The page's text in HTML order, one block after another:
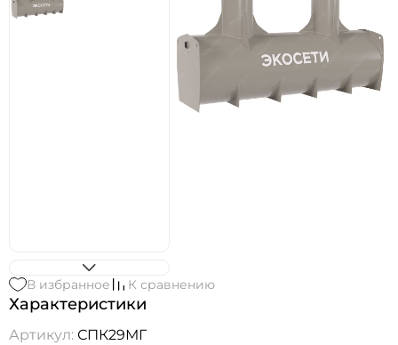
В избранное К сравнению
Характеристики
Артикул: СПК29МГ